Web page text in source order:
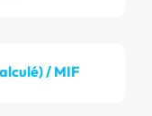
/ MIF